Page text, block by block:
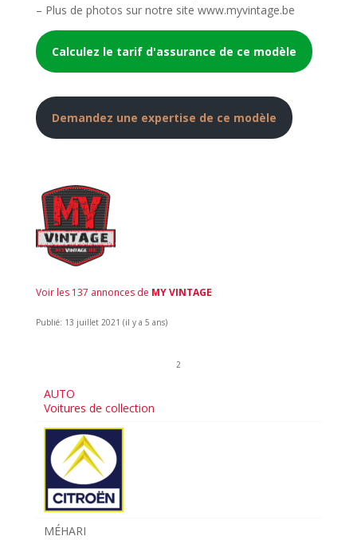
– Plus de photos sur notre site www.myvintage.be
Calculez le tarif d'assurance de ce modèle
Demandez une expertise de ce modèle
Voir les 137 annonces de MY VINTAGE
Publié: 13 juillet 2021 (il y a 5 ans)
2
AUTO
Voitures de collection
MÉHARI